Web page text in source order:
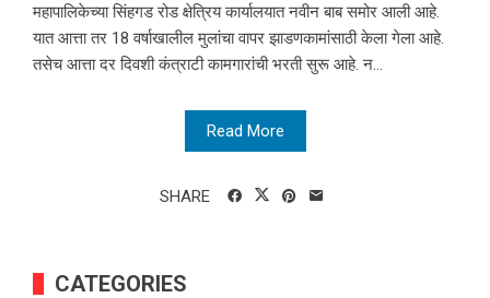
महापालिकेच्या सिंहगड रोड क्षेत्रिय कार्यालयात नवीन बाब समोर आली आहे.
यात आत्ता तर 18 वर्षाखालील मुलांचा वापर झाडणकामांसाठी केला गेला आहे.
तसेच आत्ता दर दिवशी कंत्राटी कामगारांची भरती सुरू आहे. न...
Read More
SHARE
CATEGORIES